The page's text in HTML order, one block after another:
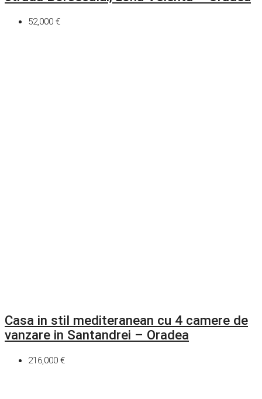
52,000 €
Casa in stil mediteranean cu 4 camere de
vanzare in Santandrei – Oradea
216,000 €